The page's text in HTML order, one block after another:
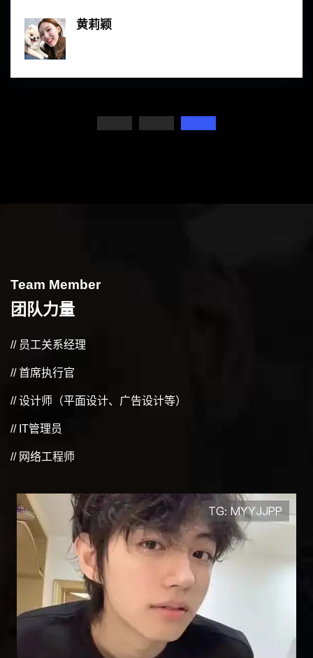
黄莉颖
Team Member
团队力量
// 员工关系经理
// 首席执行官
// 设计师（平面设计、广告设计等）
// IT管理员
// 网络工程师